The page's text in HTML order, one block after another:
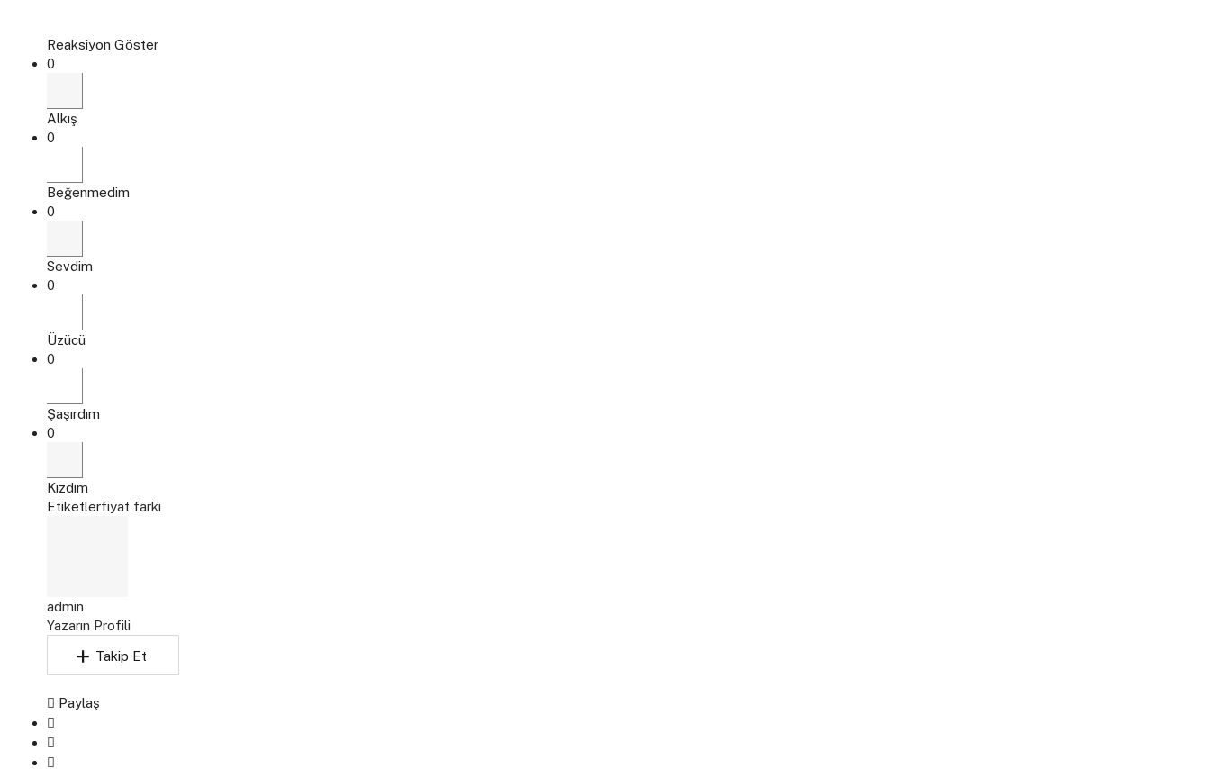
Reaksiyon Göster
0
Alkış
0
Beğenmedim
0
Sevdim
0
Üzücü
0
Şaşırdım
0
Kızdım
Etiketlerfiyat farkı
admin
Yazarın Profili
Takip Et
Paylaş